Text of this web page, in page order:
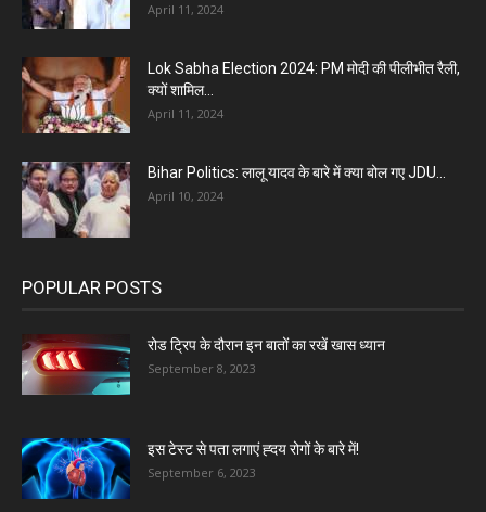
April 11, 2024
Lok Sabha Election 2024: PM मोदी की पीलीभीत रैली,
क्यों शामिल...
April 11, 2024
Bihar Politics: लालू यादव के बारे में क्या बोल गए JDU...
April 10, 2024
POPULAR POSTS
रोड ट्रिप के दौरान इन बातों का रखें खास ध्यान
September 8, 2023
इस टेस्ट से पता लगाएं ह्दय रोगों के बारे में!
September 6, 2023